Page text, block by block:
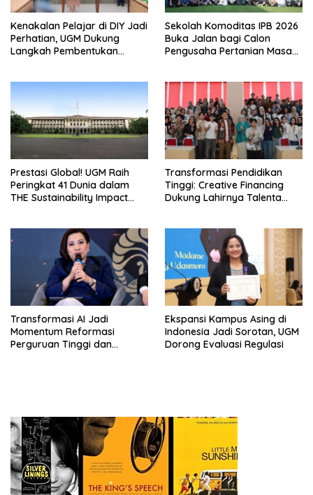
Kenakalan Pelajar di DIY Jadi
Perhatian, UGM Dukung
Langkah Pembentukan
Sekolah Komoditas IPB 2026
Buka Jalan bagi Calon
Pengusaha Pertanian Masa
Prestasi Global! UGM Raih
Peringkat 41 Dunia dalam
THE Sustainability Impact
Transformasi Pendidikan
Tinggi: Creative Financing
Dukung Lahirnya Talenta
Transformasi AI Jadi
Momentum Reformasi
Perguruan Tinggi dan
Ekspansi Kampus Asing di
Indonesia Jadi Sorotan, UGM
Dorong Evaluasi Regulasi